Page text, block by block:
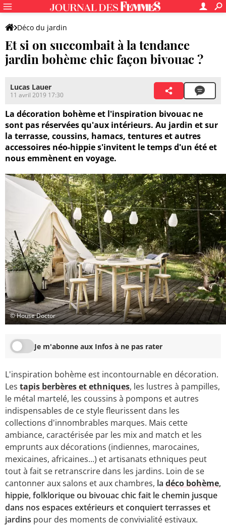
Déco du jardin
Et si on succombait à la tendance
jardin bohème chic façon bivouac ?
Lucas Lauer
11 avril 2019 17:30
La décoration bohème et l'inspiration bivouac ne
sont pas réservées qu'aux intérieurs. Au jardin et sur
la terrasse, coussins, hamacs, tentures et autres
accessoires néo-hippie s'invitent le temps d'un été et
nous emmènent en voyage.
© House Doctor
Je m'abonne aux Infos à ne pas rater
L'inspiration bohème est incontournable en décoration.
Les tapis berbères et ethniques, les lustres à pampilles,
le métal martelé, les coussins à pompons et autres
indispensables de ce style fleurissent dans les
collections d'innombrables marques. Mais cette
ambiance, caractérisée par les mix and match et les
emprunts aux décorations (indiennes, marocaines,
mexicaines, africaines...) et artisanats ethniques peut
tout à fait se retranscrire dans les jardins. Loin de se
cantonner aux salons et aux chambres, la déco bohème,
hippie, folklorique ou bivouac chic fait le chemin jusque
dans nos espaces extérieurs et conquiert terrasses et
jardins pour des moments de convivialité estivaux.